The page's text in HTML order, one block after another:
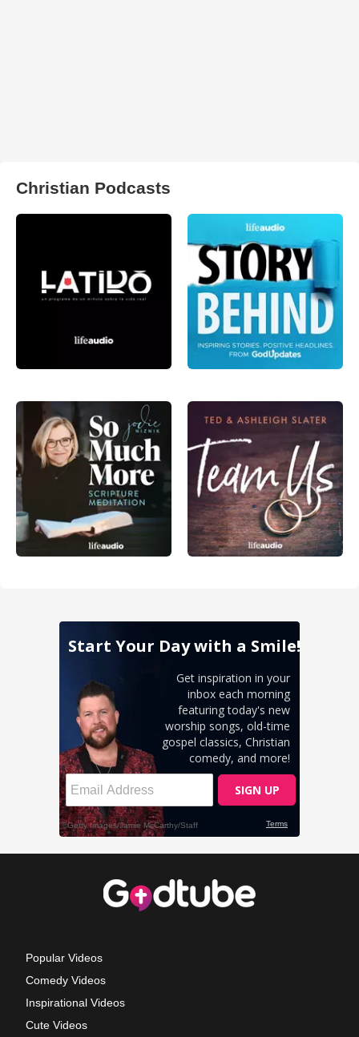
Christian Podcasts
Popular Videos
Comedy Videos
Inspirational Videos
Cute Videos